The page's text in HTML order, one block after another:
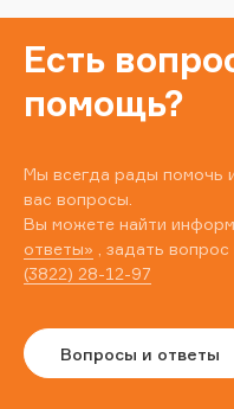
Есть
помощь?
Мы всегда рады помочь
вас вопросы.
Вы можете найти
ответы» , задать вопрос
(3822) 28-12-97
Вопросы и ответы